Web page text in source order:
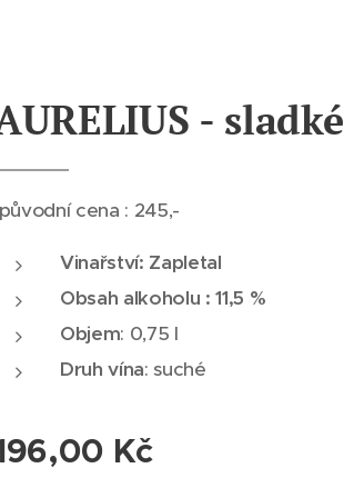
- sladké
původní cena : 245,-
Vinařství: Zapletal
Obsah alkoholu : 11,5 %
Objem: 0,75 l
Druh vína: suché
Kč